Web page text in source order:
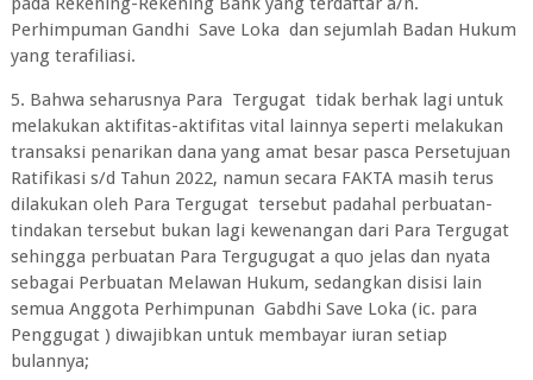
Perhimpuman Gandhi Save Loka dan sejumlah Badan Hukum
yang terafiliasi.
5. Bahwa seharusnya Para Tergugat tidak berhak lagi untuk
melakukan aktifitas-aktifitas vital lainnya seperti melakukan
transaksi penarikan dana yang amat besar pasca Persetujuan
Ratifikasi s/d Tahun 2022, namun secara FAKTA masih terus
dilakukan oleh Para Tergugat tersebut padahal perbuatan-
tindakan tersebut bukan lagi kewenangan dari Para Tergugat
sehingga perbuatan Para Tergugugat a quo jelas dan nyata
sebagai Perbuatan Melawan Hukum, sedangkan disisi lain
semua Anggota Perhimpunan Gabdhi Save Loka (ic. para
Penggugat ) diwajibkan untuk membayar iuran setiap
bulannya;